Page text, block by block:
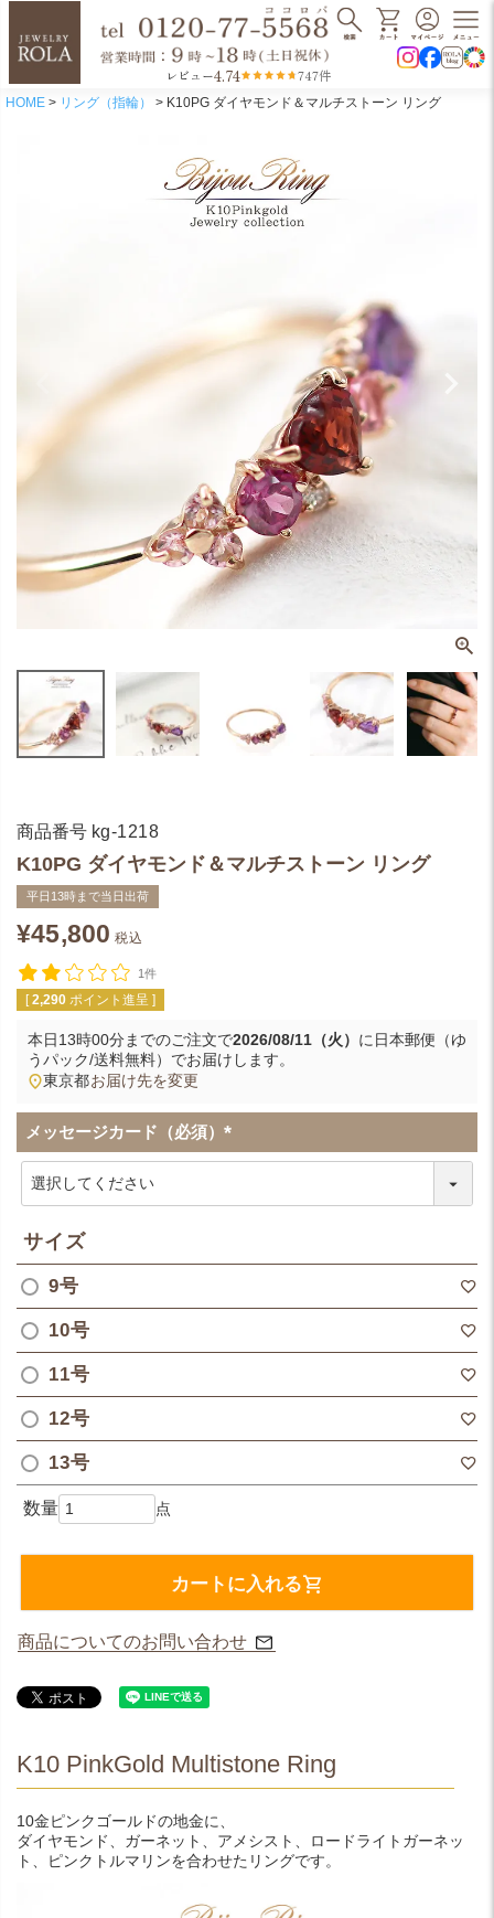
レビュー4.74 747件
HOME リング（指輪） K10PG ダイヤモンド＆マルチストーン リング
商品番号 kg-1218
K10PG ダイヤモンド＆マルチストーン リング
平日13時まで当日出荷
¥45,800 税込
1件
[ 2,290 ポイント進呈 ]
本日13時00分までのご注文で2026/08/11（火） に 日本郵便（ゆ
うパック/送料無料） でお届けします。
東京都お届け先を変更
メッセージカード（必須）
(
サイズ
9号
10号
11号
12号
13号
カートに入れる
商品についてのお問い合わせ
K10 PinkGold Multistone Ring
10金ピンクゴールドの地金に、
ダイヤモンド、ガーネット、アメシスト、ロードライトガーネッ
ト、ピンクトルマリンを合わせたリングです。